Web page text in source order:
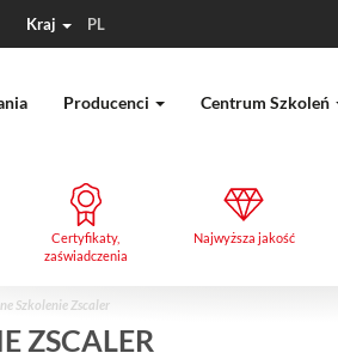
Kraj PL
Producenci Centrum Szkoleń
Certyfikaty,
zaświadczenia
Najwyższa jakość
Szkolenie Zscaler
ZSCALER